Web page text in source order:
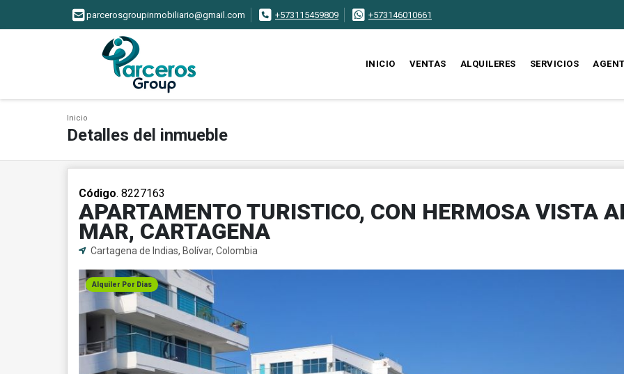
parcerosgroupinmobiliario@gmail.com +573115459809 +573146010661
INICIO VENTAS ALQUILERES SERVICIOS
Inicio
Detalles del inmueble
Código. 8227163
APARTAMENTO TURISTICO, CON HERMOSA VISTA
MAR, CARTAGENA
Cartagena de Indias, Bolívar, Colombia
Alquiler Por Dias